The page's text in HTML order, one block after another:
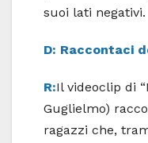
suoi lati negativi.
D: Raccontaci
R:Il videoclip di
Guglielmo)
ragazzi che,